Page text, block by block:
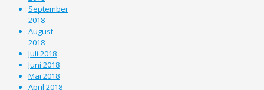
September
2018
August
2018
Juli 2018
Juni 2018
Mai 2018
April 2018